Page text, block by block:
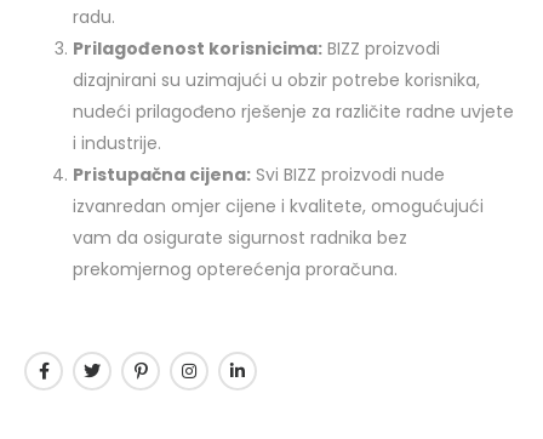
radu.
Prilagođenost korisnicima: BIZZ proizvodi
dizajnirani su uzimajući u obzir potrebe korisnika,
nudeći prilagođeno rješenje za različite radne uvjete
i industrije.
Pristupačna cijena: Svi BIZZ proizvodi nude
izvanredan omjer cijene i kvalitete, omogućujući
vam da osigurate sigurnost radnika bez
prekomjernog opterećenja proračuna.